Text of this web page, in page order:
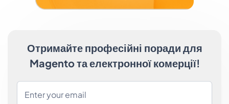
Отримайте професійні поради для
Magento та електронної комерції!